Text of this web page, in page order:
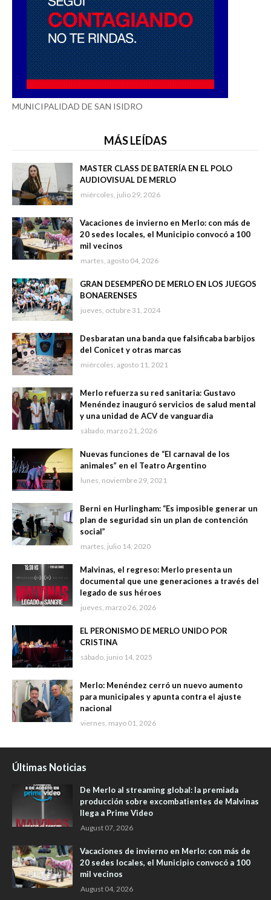
MUNICIPALIDAD DE SAN ISIDRO
MÁS LEÍDAS
MASTER CLASS DE BATERÍA EN EL POLO
AUDIOVISUAL DE MERLO
miércoles, julio 29, 2026
Vacaciones de invierno en Merlo: con más de
20 sedes locales, el Municipio convocó a 100
mil vecinos
martes, agosto 04, 2026
GRAN DESEMPEÑO DE MERLO EN LOS JUEGOS
BONAERENSES
jueves, octubre 31, 2024
Desbaratan una banda que falsificaba barbijos
del Conicet y otras marcas
miércoles, agosto 11, 2021
Merlo refuerza su red sanitaria: Gustavo
Menéndez inauguró servicios de salud mental
y una unidad de ACV de vanguardia
sábado, marzo 21, 2026
Nuevas funciones de “El carnaval de los
animales” en el Teatro Argentino
lunes, noviembre 29, 2021
Berni en Hurlingham: “Es imposible generar un
plan de seguridad sin un plan de contención
social”
martes, julio 14, 2020
Malvinas, el regreso: Merlo presenta un
documental que une generaciones a través del
legado de sus héroes
jueves, marzo 26, 2026
EL PERONISMO DE MERLO UNIDO POR
CRISTINA
sábado, junio 14, 2025
Merlo: Menéndez cerró un nuevo aumento
para municipales y apunta contra el ajuste
nacional
viernes, mayo 01, 2026
Últimas Noticias
De Merlo al streaming global: la premiada
producción sobre excombatientes de Malvinas
llega a Prime Video
August 07, 2026
Vacaciones de invierno en Merlo: con más de
20 sedes locales, el Municipio convocó a 100
mil vecinos
August 04, 2026